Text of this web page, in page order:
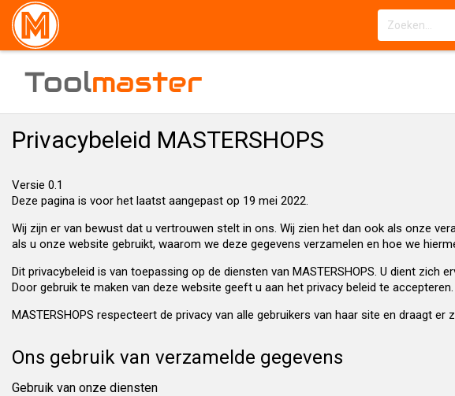
Toolmaster
Privacybeleid MASTERSHOPS
Versie 0.1
Deze pagina is voor het laatst aangepast op 19 mei 2022.
Wij zijn er van bewust dat u vertrouwen stelt in ons. Wij zien het dan ook als onze
als u onze website gebruikt, waarom we deze gegevens verzamelen en hoe we
Dit privacybeleid is van toepassing op de diensten van MASTERSHOPS. U dient
Door gebruik te maken van deze website geeft u aan het privacy beleid te accepteren.
MASTERSHOPS respecteert de privacy van alle gebruikers van haar site en draagt
Ons gebruik van verzamelde gegevens
Gebruik van onze diensten